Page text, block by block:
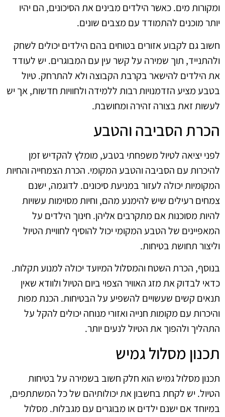
ומקורות מים. כאשר הילדים מבינים את הסיכונים, הם יהיו
יותר מוכנים להתמודד עם מצבים שונים.
חשוב גם לקבוע אזורים בטוחים בהם הילדים יכולים לשחק
ולהתנייד, תוך שמירה על קשר עין עם המבוגרים. יש לעודד
את הילדים להישאר בקרבת הקבוצה ולא להתרחק. טיול
בטבע מציע הזדמנויות רבות ללמידה ולחוויות חדשות, אך יש
לעשות זאת בצורה זהירה ומחושבת.
הכרת הסביבה והטבע
לפני יציאה לטיול משפחתי בטבע, מומלץ להקדיש זמן
להיכרות עם הסביבה והטבע המקומי. הכרת הצמחייה והחיות
המקומיות יכולה לעזור במניעת סיכונים. לדוגמה, ישנם
צמחים רעילים שיש להימנע מהם, וחיות מסוימות עשויות
להיות מסוכנות אם מתקרבים אליהן. חינוך הילדים על
המאפיינים של הטבע המקומי יכול להוסיף לחוויית הטיול
וליצור תחושת בטיחות.
בנוסף, הכרת השטח והמסלול המיועד יכולה למנוע תקלות.
כדאי לבדוק את מזג האוויר הצפוי ביום הטיול ולוודא שאין
תנאים קשים שעשויים להשפיע על הבטיחות. הכנת מפות
והיכרות עם מקומות חנייה ואזורי מנוחה יכולים להקל על
התהליך ולהפוך את הטיול לנעים יותר.
תכנון מסלול גמיש
תכנון מסלול גמיש הוא חלק חשוב בשמירה על בטיחות
הטיול. יש לקחת בחשבון את יכולותיהם של כל המשתתפים,
במיוחד אם ישנם ילדים או מבוגרים עם מגבלות. מסלול